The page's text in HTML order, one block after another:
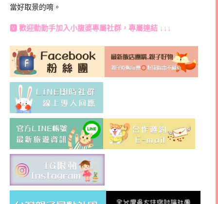
當好取景的唷。
🆅 歡迎動動手加入小腹婆專屬社群 ，專屬連結 ↓↓↓